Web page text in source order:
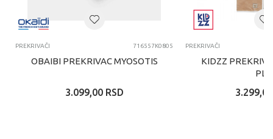
PREKRIVAČI 716557K0805
OBAIBI PREKRIVAC MYOSOTIS
3.099,00 RSD
PREKRIVAČI
KIDZZ
PLIS
3.299,00